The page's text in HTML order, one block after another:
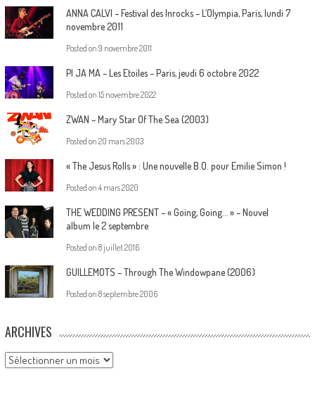
ANNA CALVI – Festival des Inrocks – L’Olympia, Paris, lundi 7
novembre 2011
Posted on 9 novembre 2011
PI JA MA – Les Etoiles – Paris, jeudi 6 octobre 2022
Posted on 15 novembre 2022
ZWAN – Mary Star Of The Sea (2003)
Posted on 20 mars 2003
« The Jesus Rolls » : Une nouvelle B.O. pour Emilie Simon !
Posted on 4 mars 2020
THE WEDDING PRESENT – « Going, Going… » – Nouvel
album le 2 septembre
Posted on 8 juillet 2016
GUILLEMOTS – Through The Windowpane (2006)
Posted on 8 septembre 2006
ARCHIVES
Archives